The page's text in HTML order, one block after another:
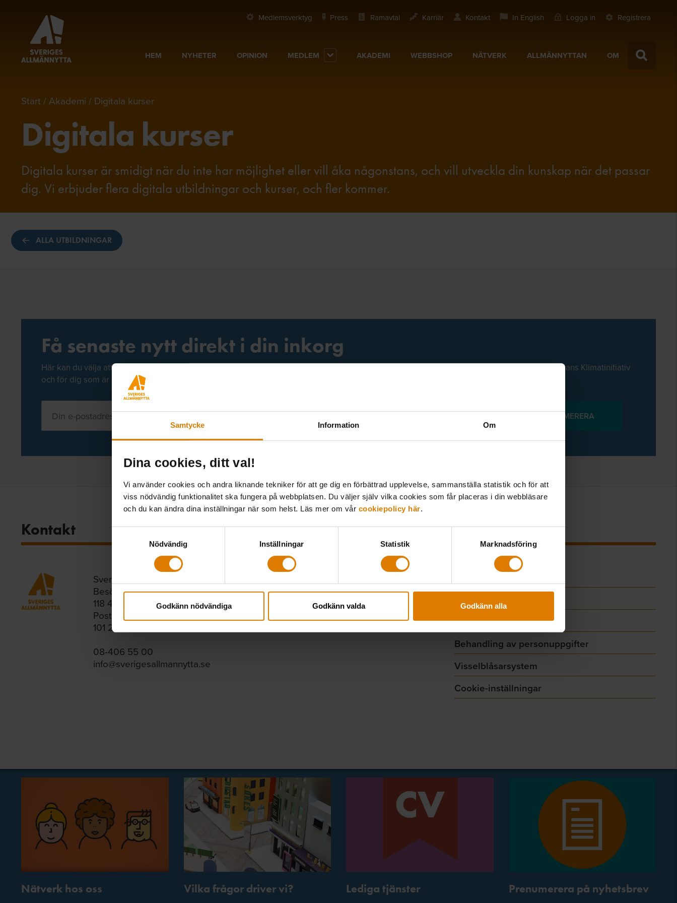
Samtycke Information Om
Dina cookies, ditt val!
Vi använder cookies och andra liknande tekniker för att ge dig en förbättrad upplevelse, sammanställa statistik och för att
viss nödvändig funktionalitet ska fungera på webbplatsen. Du väljer själv vilka cookies som får placeras i din webbläsare
och du kan ändra dina inställningar när som helst. Läs mer om vår cookiepolicy här.
Nödvändig
Inställningar Statistik Marknadsföring
Godkänn nödvändiga Godkänn valda Godkänn alla
Medlemsverktyg Press Ramavtal Karriär Kontakt In English Logga in Registrera
HEM NYHETER OPINION MEDLEM AKADEMI WEBBSHOP NÄTVERK ALLMÄNNYTTAN OM
Start Akademi Digitala kurser
Digitala kurser
Digitala kurser är smidigt när du inte har möjlighet eller vill åka någonstans, och vill utveckla din kunskap när det passar
dig. Vi erbjuder flera digitala utbildningar och kurser, och fler kommer.
ALLA UTBILDNINGAR
Få senaste nytt direkt i din inkorg
Här kan du välja att prenumerera på våra olika nyhetsbrev och utskick. Nyheter från Sveriges Allmännytta, Allmännyttan Akademi, Allmännyttans Klimatinitiativ
och för dig som är medlem finns även nyhetsbrev inom olika ämnen.
Välj ämne
Kontakt
Sveriges Allmännytta
Besöksadress: Hornsgatan 15,
118 46 Stockholm
Postadress: Box 474,
101 29 Stockholm
08-406 55 00
info@sverigesallmannytta.se
Sociala medier Genvägar
Webbshop
Press
Behandling av personuppgifter
Visselblåsarsystem
Cookie-inställningar
Nätverk hos oss Vilka frågor driver vi? Lediga tjänster Prenumerera på nyhetsbrev